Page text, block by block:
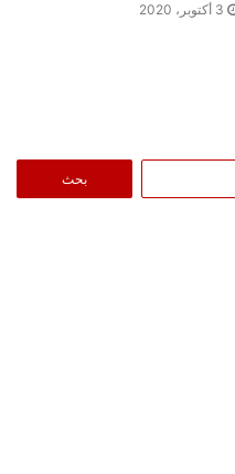
3 أكتوبر، 2020
عن: